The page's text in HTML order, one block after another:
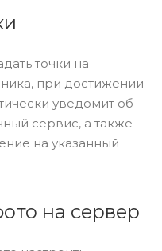
точки на
при достижении
уведомит об
сервис, а также
на указанный
на сервер